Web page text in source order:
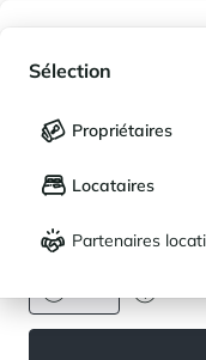
Français
DEVISE
Sélection
Propriétaires
Locataires
Partenaires
Chalet - Avec vue